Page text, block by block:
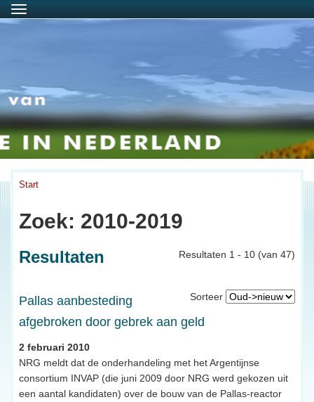
Menu
Start
Zoek: 2010-2019
Resultaten 1 - 10 (van 47)
Resultaten
Sorteer
Pallas aanbesteding
afgebroken door gebrek aan geld
2 februari 2010
NRG meldt dat de onderhandeling met het Argentijnse
consortium INVAP (die juni 2009 door NRG werd gekozen uit
een aantal kandidaten) over de bouw van de Pallas-reactor